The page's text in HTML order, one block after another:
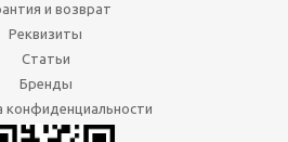
и возврат
Реквизиты
Статьи
Бренды
конфиденциальности